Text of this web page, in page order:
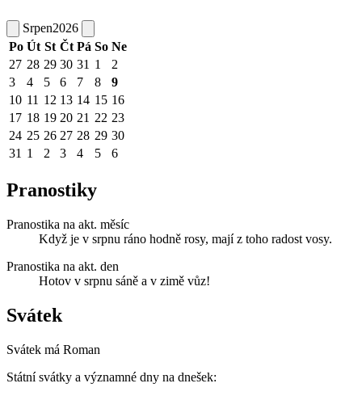
Srpen2026
Po Út St Čt Pá So Ne
27 28 29 30 31 1
2
3
4 5 6 7 8
9
10 11 12 13 14 15 16
17 18 19 20 21 22 23
24 25 26 27 28 29 30
31 1 2 3 4 5 6
Pranostiky
Pranostika na akt. měsíc
Když je v srpnu ráno hodně rosy, mají z toho radost vosy.
Pranostika na akt. den
Hotov v srpnu sáně a v zimě vůz!
Svátek
Svátek má Roman
Státní svátky a významné dny na dnešek: